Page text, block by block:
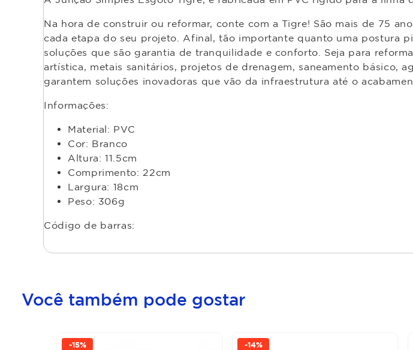
Na hora de construir ou reformar, conte com a Tigre! São mais de 75
cada etapa do seu projeto. Afinal, tão importante quanto uma postura
soluções que são garantia de tranquilidade e conforto. Seja para
artística, metais sanitários, projetos de drenagem, saneamento básico,
garantem soluções inovadoras que vão da infraestrutura até o
Informações:
Material: PVC
Cor: Branco
Altura: 11.5cm
Comprimento: 22cm
Largura: 18cm
Peso: 306g
Código de barras:
Você também pode gostar
-15% -14%